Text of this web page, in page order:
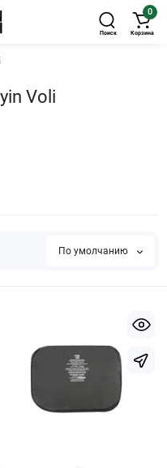
Поиск
0
Корзина
Voli
По умолчанию